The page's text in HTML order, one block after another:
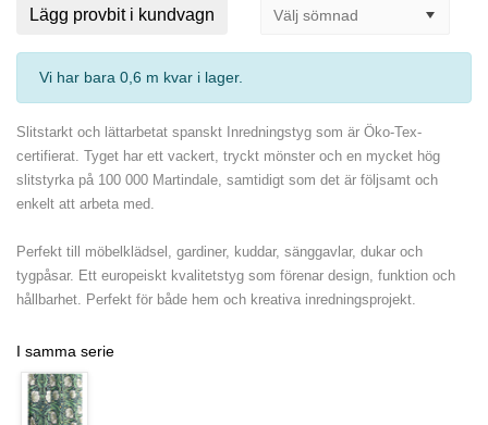
Lägg provbit i kundvagn
Vi har bara 0,6 m kvar i lager.
Slitstarkt och lättarbetat spanskt Inredningstyg som är Öko-Tex-
certifierat. Tyget har ett vackert, tryckt mönster och en mycket hög
slitstyrka på 100 000 Martindale, samtidigt som det är följsamt och
enkelt att arbeta med.
Perfekt till möbelklädsel, gardiner, kuddar, sänggavlar, dukar och
tygpåsar. Ett europeiskt kvalitetstyg som förenar design, funktion och
hållbarhet. Perfekt för både hem och kreativa inredningsprojekt.
I samma serie